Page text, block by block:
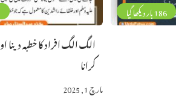
الگ الگ افراد کا خطبہ
کرانا
مارچ 1, 2025
186 بار دیکھا گیا